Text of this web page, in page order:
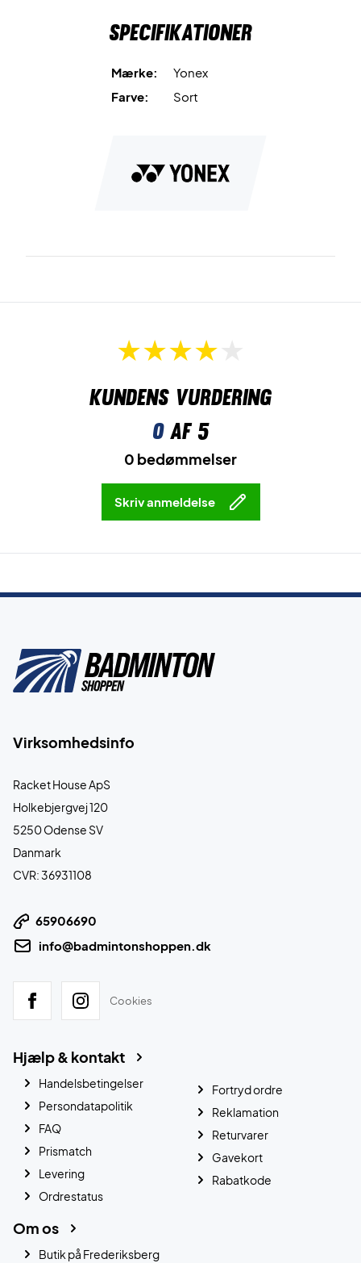
Specifikationer
Mærke:
Yonex
Farve:
Sort
Kundens vurdering
0af 5
0 bedømmelser
Skriv anmeldelse
Virksomhedsinfo
Racket House ApS
Holkebjergvej 120
5250 Odense SV
Danmark
CVR: 36931108
65906690
info@badmintonshoppen.dk
Cookies
Hjælp & kontakt
Handelsbetingelser
Persondatapolitik
FAQ
Prismatch
Levering
Ordrestatus
Fortryd ordre
Reklamation
Returvarer
Gavekort
Rabatkode
Om os
Butik på Frederiksberg